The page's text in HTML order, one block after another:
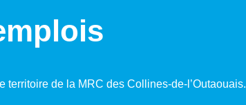
territoire de la MRC des Collines-de-l’Outaouais.